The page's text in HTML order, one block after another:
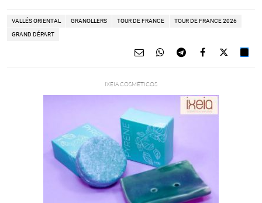
VALLÉS ORIENTAL GRANOLLERS TOUR DE FRANCE TOUR DE FRANCE 2026
GRAND DÉPART